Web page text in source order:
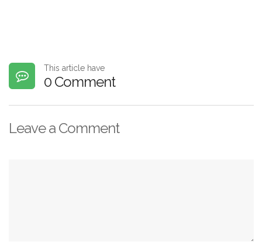
This article have
0 Comment
Leave a Comment